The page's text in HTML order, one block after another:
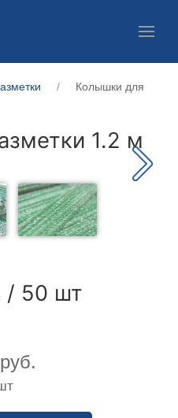
Колышки для
1.2 м
/ 50 шт
руб.